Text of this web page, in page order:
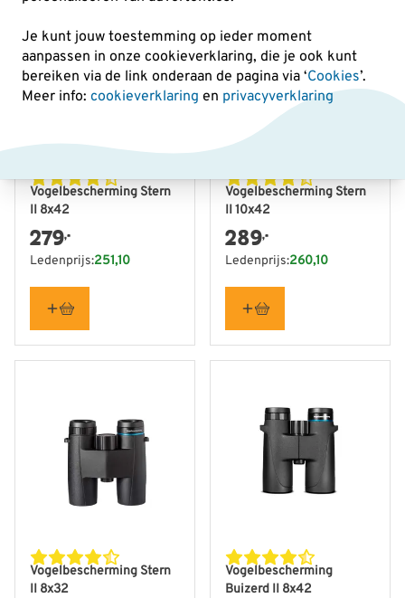
Je kunt jouw toestemming op ieder moment
aanpassen in onze cookieverklaring, die je ook kunt
bereiken via de link onderaan de pagina via ‘Cookies’.
Meer info: cookieverklaring en privacyverklaring
Vogelbescherming Stern
II 8x42
279,-
Ledenprijs:251,10
Vogelbescherming Stern
II 10x42
289,-
Ledenprijs:260,10
Vogelbescherming Stern
II 8x32
Vogelbescherming
Buizerd II 8x42